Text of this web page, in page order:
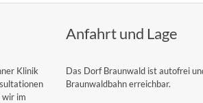
Klinik
wir im
Anfahrt und Lage
Das Dorf Braunwald ist autofrei
Braunwaldbahn erreichbar.